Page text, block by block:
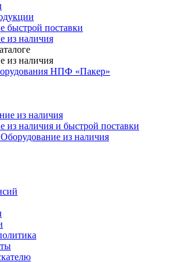
быстрой поставки
из наличия
из наличия
из наличия и быстрой поставки